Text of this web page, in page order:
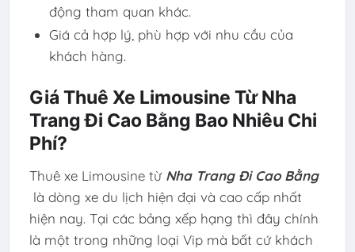
động tham quan khác.
Giá cả hợp lý, phù hợp với nhu cầu của
khách hàng.
Giá Thuê Xe Limousine Từ Nha
Trang Đi Cao Bằng Bao Nhiêu Chi
Phí?
Thuê xe Limousine từ Nha Trang Đi Cao Bằng
là dòng xe du lịch hiện đại và cao cấp nhất
hiện nay. Tại các bảng xếp hạng thì đây chính
là một trong những loại Vip mà bất cứ khách